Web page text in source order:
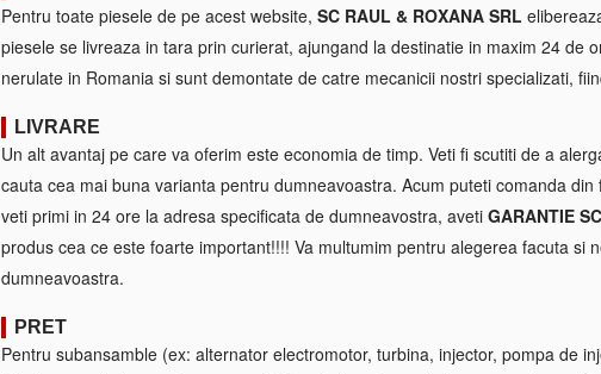
Pentru toate piesele de pe acest website, SC RAUL & ROXANA SRL
piesele se livreaza in tara prin curierat, ajungand la destinatie in maxim 24 de
nerulate in Romania si sunt demontate de catre mecanicii nostri specializati,
LIVRARE
Un alt avantaj pe care va oferim este economia de timp. Veti fi scutiti de a
cauta cea mai buna varianta pentru dumneavoastra. Acum puteti comanda
veti primi in 24 ore la adresa specificata de dumneavostra, aveti GARANTIE
produs cea ce este foarte important!!!! Va multumim pentru alegerea facuta si
dumneavoastra.
PRET
Pentru subansamble (ex: alternator electromotor, turbina, injector, pompa de